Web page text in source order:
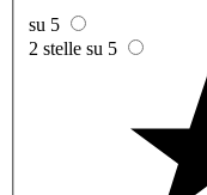
su 5
2 stelle su 5